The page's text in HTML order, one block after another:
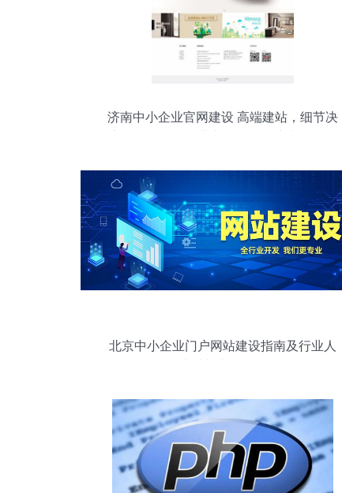
济南中小企业官网建设 高端建站，细节决
北京中小企业门户网站建设指南及行业人